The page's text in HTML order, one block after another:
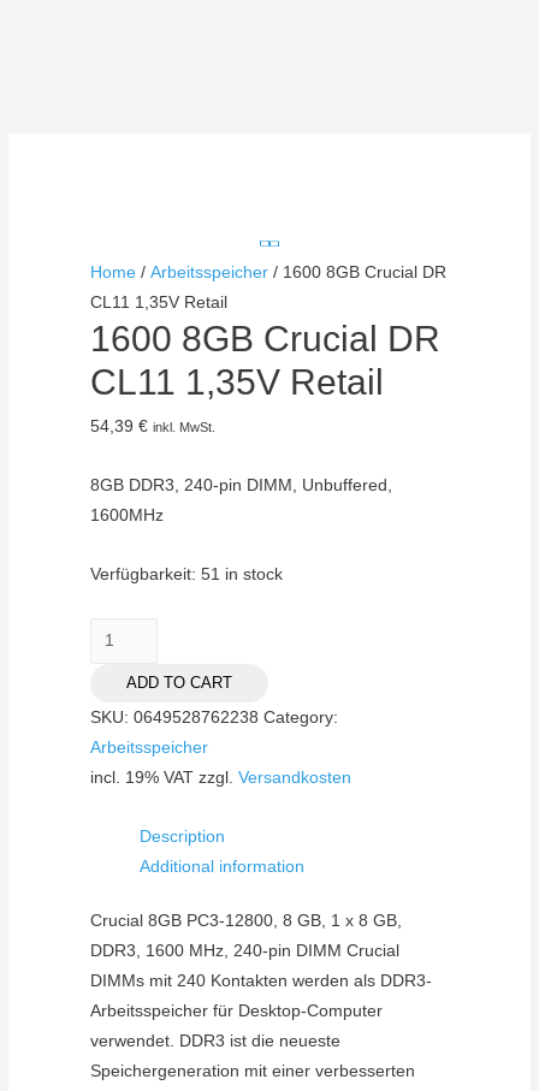
Home /Arbeitsspeicher / 1600 8GB Crucial DR
CL11 1,35V Retail
1600 8GB Crucial DR
CL11 1,35V Retail
54,39€ inkl. MwSt.
8GB DDR3, 240-pin DIMM, Unbuffered,
1600MHz
Verfügbarkeit: 51 in stock
1600
Crucial
DR
CL11
1,35V
quantity
ADD TO CART
SKU:0649528762238 Category:
Arbeitsspeicher
incl. 19% VAT zzgl.Versandkosten
Description
Additional information
Crucial 8GB PC3-12800, 8 GB, 1 x 8 GB,
DDR3, 1600 MHz, 240-pin DIMM Crucial
DIMMs mit 240 Kontakten werden als DDR3-
Arbeitsspeicher für Desktop-Computer
verwendet. DDR3 ist die neueste
Speichergeneration mit einer verbesserten